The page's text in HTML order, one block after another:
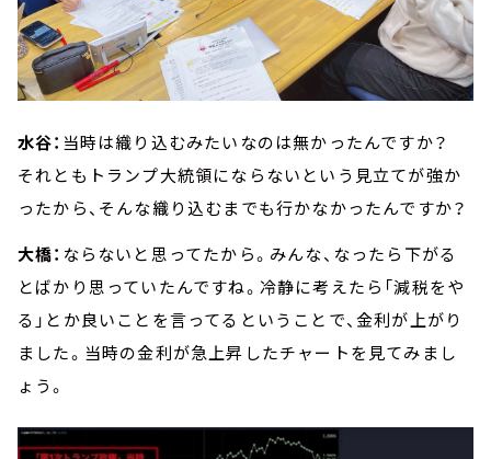
水谷： 当時は織り込むみたいなのは無かったんですか？
それともトランプ大統領にならないという見立てが強か
ったから、そんな織り込むまでも行かなかったんですか？
大橋： ならないと思ってたから。みんな、なったら下がる
とばかり思っていたんですね。冷静に考えたら「減税をや
る」とか良いことを言ってるということで、金利が上がり
ました。当時の金利が急上昇したチャートを見てみまし
ょう。